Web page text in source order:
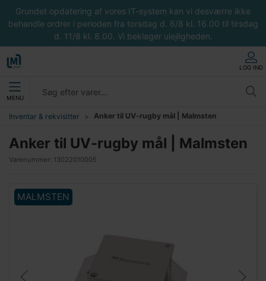
Grundet opdatering af vores IT-system kan vi desværre ikke
behandle ordrer i perioden fra torsdag d. 6/8 kl. 16.00 til tirsdag
d. 11/8 kl. 8.00. Vi beklager ulejligheden.
LOG IND
MENU
Inventar & rekvisitter Anker til UV-rugby mål | Malmsten
Anker til UV-rugby mål | Malmsten
Varenummer: 13022010005
MALMSTEN